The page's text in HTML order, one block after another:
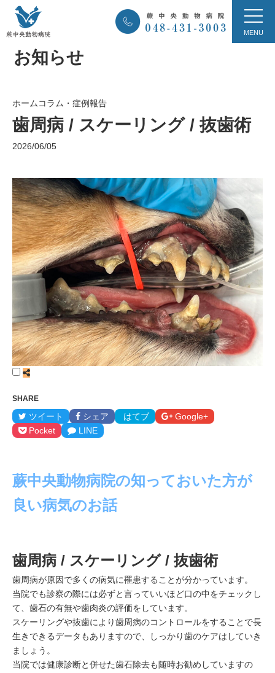
お知らせ
ホーム コラム・症例報告
歯周病 / スケーリング / 抜歯術
2026/06/05
SHARE
ツイート シェア はてブ
Google+
Pocket
LINE
蕨中央動物病院の知っておいた方が
良い病気のお話
歯周病 / スケーリング / 抜歯術
歯周病が原因で多くの病気に罹患することが分かっています。
当院でも診察の際には必ずと言っていいほど口の中をチェックし
て 、歯石の有無や歯肉炎の評価をしています。
スケーリングや抜歯により歯周病のコントロールをすることで長
生きできるデータもありますので、
しっかり歯のケアはしていき
ましょう。
当院では健康診断と併せた歯石除去も随時お勧めしていますの